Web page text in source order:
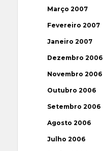
Março 2007
Fevereiro 2007
Janeiro 2007
Dezembro 2006
Novembro 2006
Outubro 2006
Setembro 2006
Agosto 2006
Julho 2006